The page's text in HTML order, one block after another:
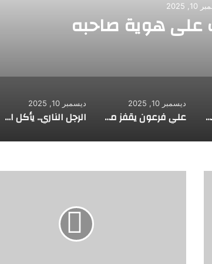
2025
هوية صاحبه
طفل مصري يخرج قصاصات الورق من أنفه وفمه
ديسمبر 10, 2025
علي فرعون يقفز من الطابق العشرين ويأكل النار ويحطم سورا
ديسمبر 10, 2025
الرجل الناري.. يأكل الجمر ويثني الحديد بأسنانه